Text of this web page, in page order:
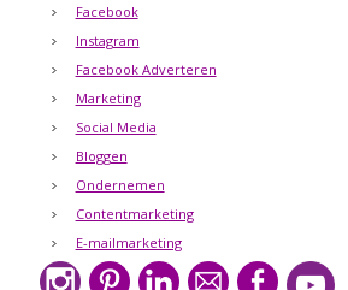
Facebook
Instagram
Facebook Adverteren
Marketing
Social Media
Bloggen
Ondernemen
Contentmarketing
E-mailmarketing